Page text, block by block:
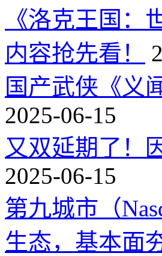
《洛克王国：
内容抢先看！
国产武侠《义
2025-06-15
又双延期了！
2025-06-15
第九城市（
生态，基本面